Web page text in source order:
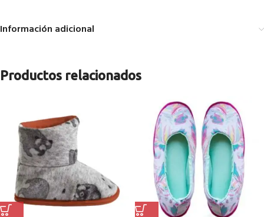
Información adicional
Productos relacionados